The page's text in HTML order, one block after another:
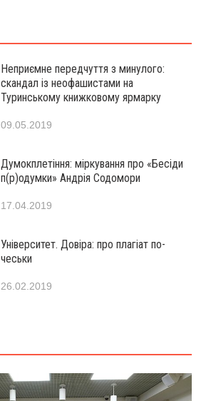
Неприємне передчуття з минулого:
скандал із неофашистами на
Туринському книжковому ярмарку
09.05.2019
Думокплетіння: міркування про «Бесіди
п(р)одумки» Андрія Содомори
17.04.2019
Університет. Довіра: про плагіат по-
чеськи
26.02.2019